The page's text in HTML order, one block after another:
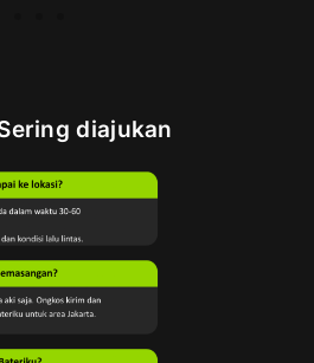
diajukan